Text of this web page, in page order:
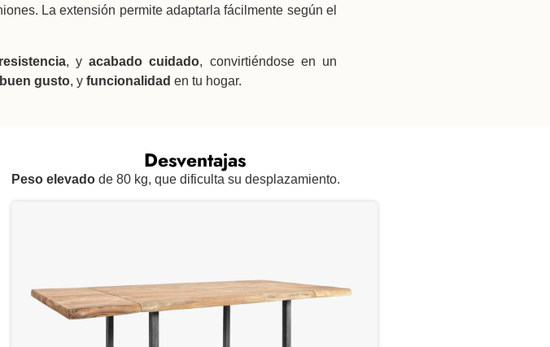
La extensión permite adaptarla fácilmente según el
resistencia, yacabado cuidado, convirtiéndose en un
buen gusto, y funcionalidad en tu hogar.
Desventajas
Peso elevado de 80 kg, que dificulta su desplazamiento.